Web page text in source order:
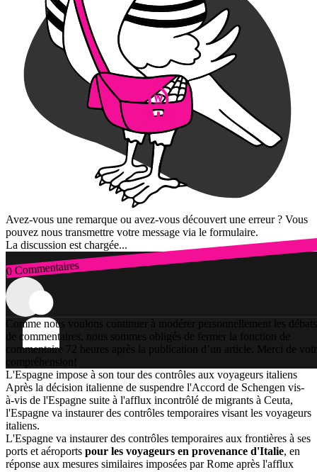
Avez-vous une remarque ou avez-vous découvert une erreur ? Vous
pouvez nous transmettre votre message via le formulaire.
La discussion est chargée...
0 Commentaires
Connexion
Comme nous voulons continuer à modérer personnellement les débats
de commentaires, nous sommes obligés de fermer la fonction de
commentaire 72 heures après la publication d’un article. Merci de
compréhension!
L'Espagne impose à son tour des contrôles aux voyageurs italiens
Après la décision italienne de suspendre l'Accord de Schengen vis-
à-vis de l'Espagne suite à l'afflux incontrôlé de migrants à Ceuta,
l'Espagne va instaurer des contrôles temporaires visant les voyageurs
italiens.
L'Espagne va instaurer des contrôles temporaires aux frontières à ses
ports et aéroports pour les voyageurs en provenance d'Italie, en
réponse aux mesures similaires imposées par Rome après l'afflux